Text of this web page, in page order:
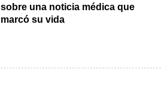
sobre una noticia médica que
marcó su vida